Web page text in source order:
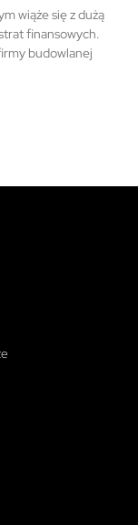
wiąże się z dużą
finansowych.
budowlanej